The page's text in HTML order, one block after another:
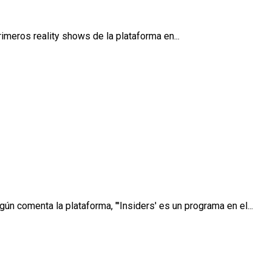
reality shows de la plataforma en...
comenta la plataforma, "'Insiders' es un programa en el...